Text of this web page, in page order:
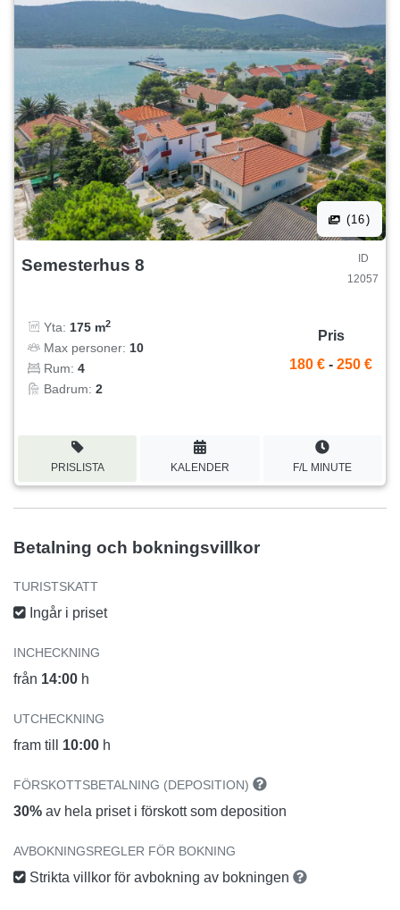
(16)
Semesterhus 8
ID
12057
Yta: 175 m2
Max personer: 10
Rum: 4
Badrum: 2
Pris
180 € - 250 €
PRISLISTA KALENDER F/L MINUTE
Betalning och bokningsvillkor
TURISTSKATT
Ingår i priset
INCHECKNING
från 14:00 h
UTCHECKNING
fram till 10:00 h
FÖRSKOTTSBETALNING (DEPOSITION)
30% av hela priset i förskott som deposition
AVBOKNINGSREGLER FÖR BOKNING
Strikta villkor för avbokning av bokningen